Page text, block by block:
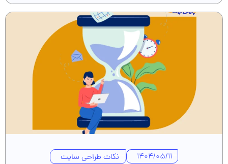
1404/05/11
نکات طراحی سایت